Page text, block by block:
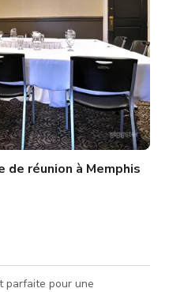
de réunion à Memphis
parfaite pour une